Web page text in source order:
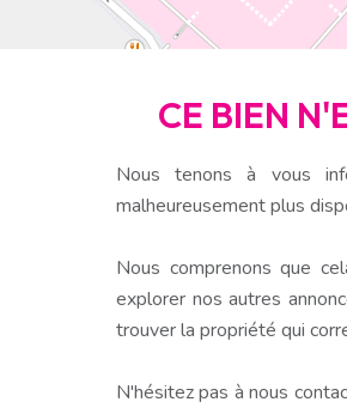
CE BIEN
Nous tenons à vous
malheureusement plus
Nous comprenons que
explorer nos autres
trouver la propriété qui
N'hésitez pas à nous